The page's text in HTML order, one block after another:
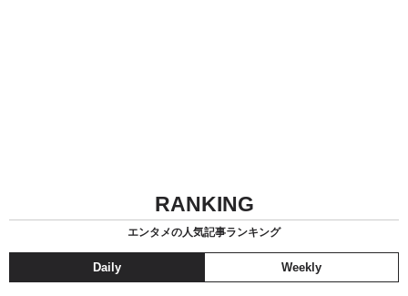
RANKING
エンタメの人気記事ランキング
Daily Weekly